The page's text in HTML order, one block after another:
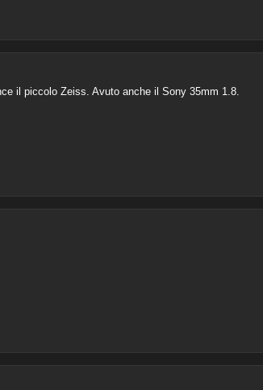
il piccolo Zeiss. Avuto anche il Sony 35mm 1.8.